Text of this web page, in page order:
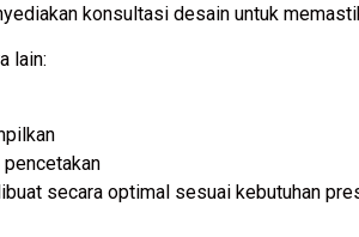
konsultasi desain untuk
lain:
secara optimal sesuai kebutuhan